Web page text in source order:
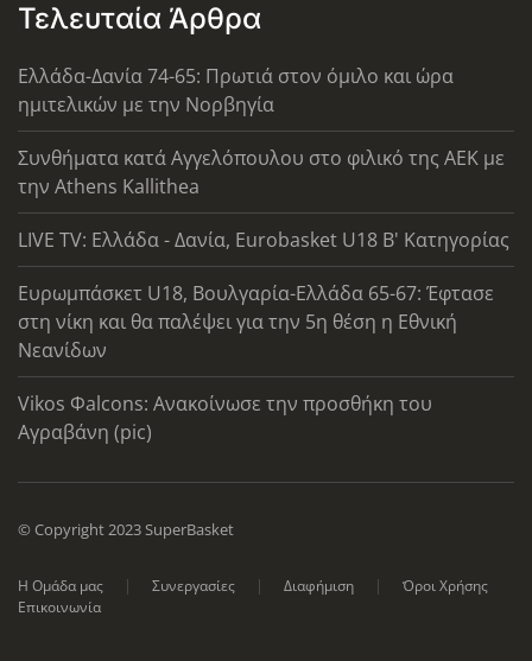
Τελευταία Άρθρα
Ελλάδα-Δανία 74-65: Πρωτιά στον όμιλο και ώρα
ημιτελικών με την Νορβηγία
Συνθήματα κατά Αγγελόπουλου στο φιλικό της ΑΕΚ με
την Athens Kallithea
LIVE TV: Ελλάδα - Δανία, Eurobasket U18 Β' Κατηγορίας
Ευρωμπάσκετ U18, Βουλγαρία-Ελλάδα 65-67: Έφτασε
στη νίκη και θα παλέψει για την 5η θέση η Εθνική
Νεανίδων
Vikos Φalcons: Ανακοίνωσε την προσθήκη του
Αγραβάνη (pic)
© Copyright 2023 SuperBasket
Η Ομάδα μας Συνεργασίες Διαφήμιση
Όροι Χρήσης
Επικοινωνία